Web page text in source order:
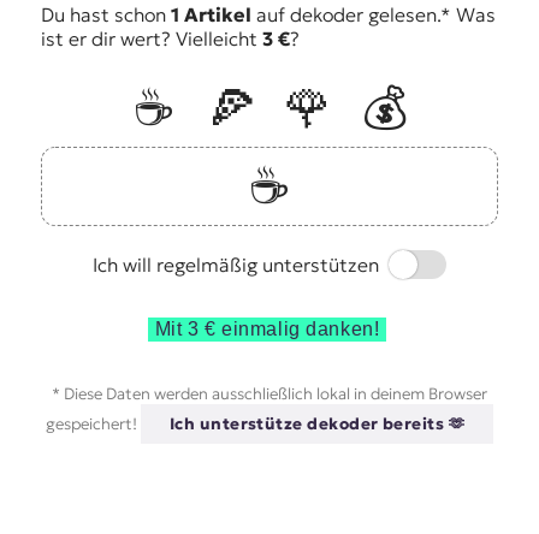
Du hast schon 1 Artikel auf dekoder gelesen.* Was
ist er dir wert? Vielleicht 3 €?
☕️ 🍕 🌹
💰
☕️
Ich will regelmäßig unterstützen
Switch
Mit 3 € einmalig danken!
* Diese Daten werden ausschließlich lokal in deinem Browser
gespeichert!
Ich unterstütze dekoder bereits 🫶